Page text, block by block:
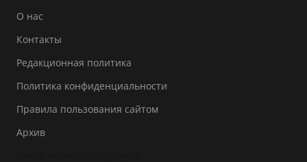
О нас
Контакты
Редакционная политика
Политика конфиденциальности
Правила пользования сайтом
Архив